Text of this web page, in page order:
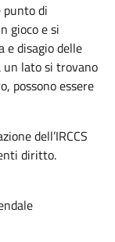
punto di
gioco e si
e disagio delle
lato si trovano
possono essere
dell’IRCCS
diritto.